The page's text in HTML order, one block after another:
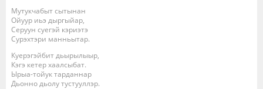
Мутукчабыт сытынан
Ойуур иьэ дыргыйар,
Серуун суегэй кэриэтэ
Сурэхтэри манньытар.
Куерэгэйбит дьырылыыр,
Кэгэ кетер хаалсыбат.
Ырыа-тойук тарданнар
Дьонно дьолу тустууллэр.